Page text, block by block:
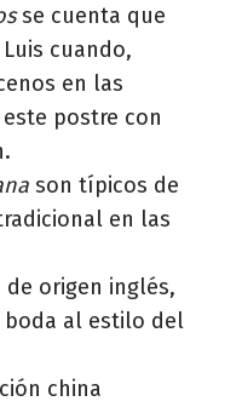
se cuenta que
cuando,
en las
postre con
son típicos de
en las
origen inglés,
boda al estilo del
china